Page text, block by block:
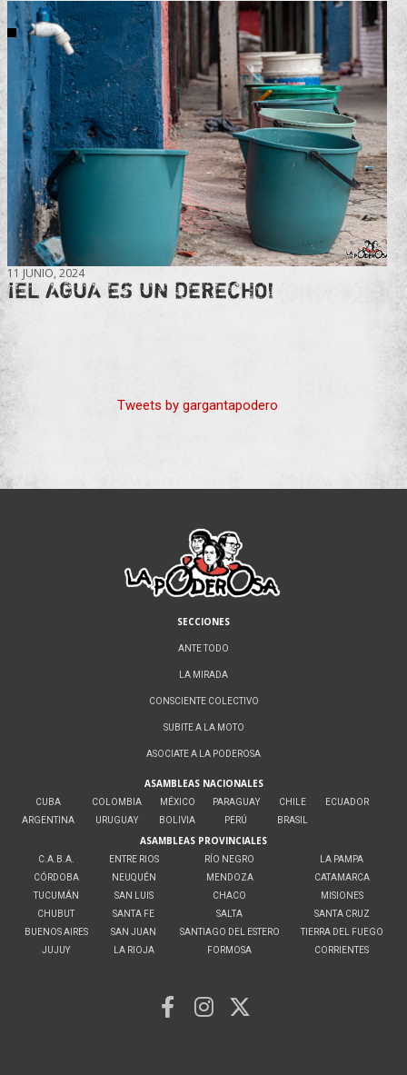
11 JUNIO, 2024
¡EL AGUA ES UN DERECHO!
Tweets by gargantapodero
SECCIONES
ANTE TODO
LA MIRADA
CONSCIENTE COLECTIVO
SUBITE A LA MOTO
ASOCIATE A LA PODEROSA
ASAMBLEAS NACIONALES
CUBA
ARGENTINA
COLOMBIA
URUGUAY
MÉXICO
BOLIVIA
PARAGUAY
PERÚ
CHILE
BRASIL
ECUADOR
ASAMBLEAS PROVINCIALES
C.A.B.A.
CÓRDOBA
TUCUMÁN
CHUBUT
BUENOS AIRES
JUJUY
ENTRE RIOS
NEUQUÉN
SAN LUIS
SANTA FE
SAN JUAN
LA RIOJA
RÍO NEGRO
MENDOZA
CHACO
SALTA
SANTIAGO DEL ESTERO
FORMOSA
LA PAMPA
CATAMARCA
MISIONES
SANTA CRUZ
TIERRA DEL FUEGO
CORRIENTES